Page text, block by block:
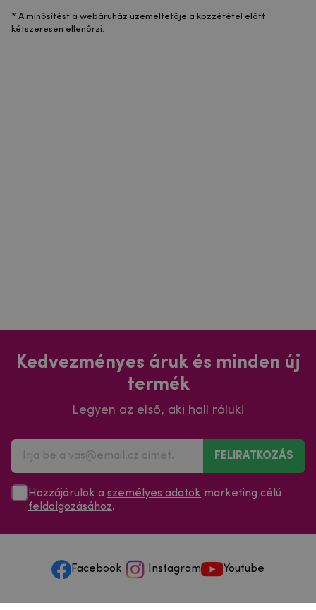
* A minősítést a webáruház üzemeltetője a közzététel előtt
kétszeresen ellenőrzi.
Kedvezményes áruk és minden új
termék
Legyen az első, aki hall róluk!
FELIRATKOZÁS
Hozzájárulok a személyes adatok marketing célú
feldolgozásához.
Facebook Instagram Youtube